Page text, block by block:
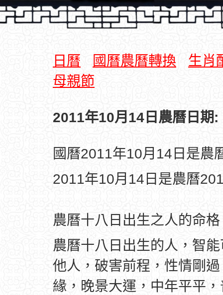
日曆 國曆農曆轉換
生肖
母親節
2011年10月14日農曆日期:
國曆2011年10月14日是農
2011年10月14日是農曆
農曆十八日出生之人的命
農曆十八日出生的人，智
他人，破害前程，性情剛
緣，晚景大運，中年平平